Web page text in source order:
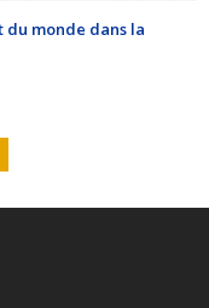
du monde dans la